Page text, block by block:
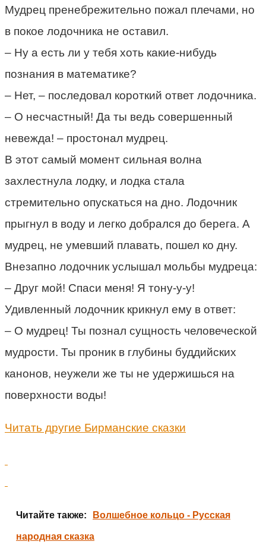
Мудрец пренебрежительно пожал плечами, но
в покое лодочника не оставил.
– Ну а есть ли у тебя хоть какие-нибудь
познания в математике?
– Нет, – последовал короткий ответ лодочника.
– О несчастный! Да ты ведь совершенный
невежда! – простонал мудрец.
В этот самый момент сильная волна
захлестнула лодку, и лодка стала
стремительно опускаться на дно. Лодочник
прыгнул в воду и легко добрался до берега. А
мудрец, не умевший плавать, пошел ко дну.
Внезапно лодочник услышал мольбы мудреца:
– Друг мой! Спаси меня! Я тону-у-у!
Удивленный лодочник крикнул ему в ответ:
– О мудрец! Ты познал сущность человеческой
мудрости. Ты проник в глубины буддийских
канонов, неужели же ты не удержишься на
поверхности воды!
Читать другие Бирманские сказки
Читайте также: Волшебное кольцо - Русская
народная сказка